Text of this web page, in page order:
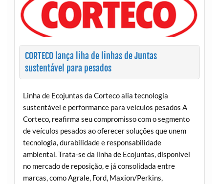
CORTECO lança liha de linhas de Juntas
sustentável para pesados
Linha de Ecojuntas da Corteco alia tecnologia
sustentável e performance para veículos pesados A
Corteco, reafirma seu compromisso com o segmento
de veículos pesados ao oferecer soluções que unem
tecnologia, durabilidade e responsabilidade
ambiental. Trata-se da linha de Ecojuntas, disponível
no mercado de reposição, e já consolidada entre
marcas, como Agrale, Ford, Maxion/Perkins,